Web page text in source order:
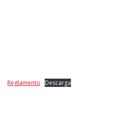
Reglamento Descarga